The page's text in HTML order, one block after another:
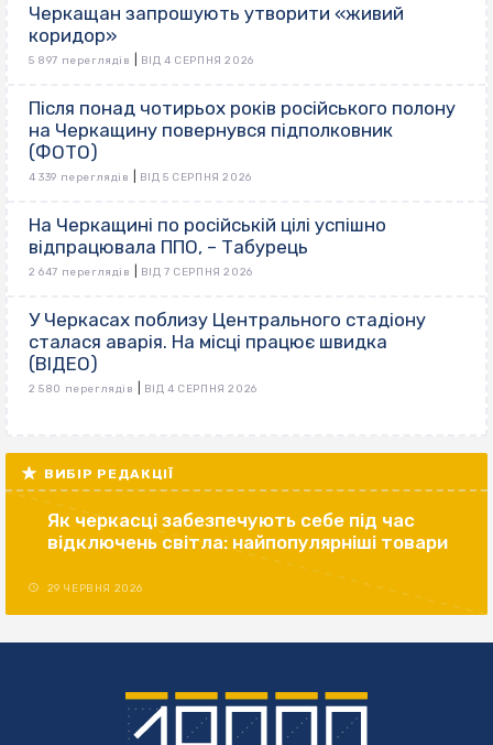
Черкащан запрошують утворити «живий
коридор»
5 897 переглядів ВІД 4 СЕРПНЯ 2026
Після понад чотирьох років російського полону
на Черкащину повернувся підполковник
(ФОТО)
4 339 переглядів ВІД 5 СЕРПНЯ 2026
На Черкащині по російській цілі успішно
відпрацювала ППО, – Табурець
2 647 переглядів ВІД 7 СЕРПНЯ 2026
У Черкасах поблизу Центрального стадіону
сталася аварія. На місці працює швидка
(ВІДЕО)
2 580 переглядів ВІД 4 СЕРПНЯ 2026
ВИБІР РЕДАКЦІЇ
Як черкасці забезпечують себе під час
відключень світла: найпопулярніші товари
29 ЧЕРВНЯ 2026